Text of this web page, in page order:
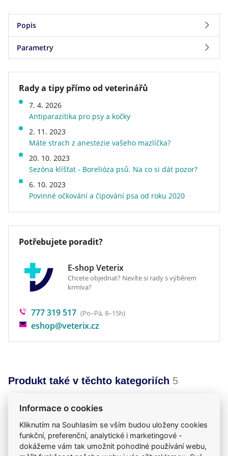
Popis
DOUXO S3 SEB Shampoo
Mastná až šupinatá kůže
Šampon pro kočky a psy
Bez mýdla, sulfátů, parabenů, barviv a nanočástic.
Hypoalergenní vůně,pH přizpůsobené pokožce.
Obsahuje ophytrium, čištěnou přírodní složku
vysoce účinného komplexu S3 – Safe Skincare
Vlivy vnějšího prostředí oslabují ekosystém
pokožky koček a psů. Kožní bariéra je poškozená,
se přirozená kožní mikroflóra a aktivuje se její
obrana, což způsobí podráždění kůže.
Ophytrium bylo vybráno z několika stovek přísad
pro svoji vysokou toleranci a trojnásobný
• Posiluje mechanickou bariéru pro zajištění
mikroflóry pro zdravou pokožku
• Snižuje podráždění pokožky
Parametry
Parametry
Značka
CEVA
Hmotnost
Doprava zdarma
ne
Zdraví a určení
Rady a tipy přímo od veterinářů
7. 4. 2026
Antiparazitika pro psy a kočky
2. 11. 2023
Máte strach z anestezie vašeho mazlíčka?
20. 10. 2023
Sezóna klíšťat - Borelióza psů. Na co si dát pozor?
6. 10. 2023
Povinné očkování a čipování psa od roku 2020
Potřebujete poradit?
E-shop Veterix
Chcete objednat? Nevíte si rady s výběrem
krmiva?
777 319 517 (Po–Pá, 8–15h)
eshop@veterix.cz
Produkt také v těchto kategoriích 5
Mou kočku trápí
Kočky
Informace o cookies
Kliknutím na Souhlasím se vším budou uloženy cookies
funkční, preferenční, analytické i marketingové -
dokážeme vám tak umožnit pohodlné používání webu,